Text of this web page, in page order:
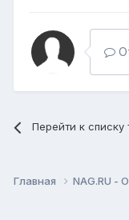
Перейти к списку
Главная NAG.RU -